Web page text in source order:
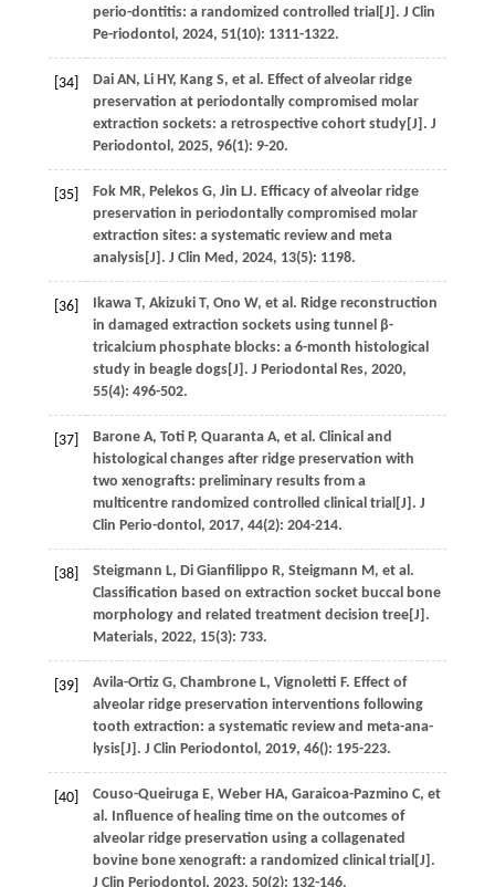
perio-dontitis: a randomized controlled trial[J]. J Clin
Pe-riodontol, 2024, 51(10): 1311-1322.
[34] Dai AN, Li HY, Kang S, et al. Effect of alveolar ridge
preservation at periodontally compromised molar
extraction sockets: a retrospective cohort study[J]. J
Periodontol, 2025, 96(1): 9-20.
[35] Fok MR, Pelekos G, Jin LJ. Efficacy of alveolar ridge
preservation in periodontally compromised molar
extraction sites: a systematic review and meta
analysis[J]. J Clin Med, 2024, 13(5): 1198.
[36] Ikawa T, Akizuki T, Ono W, et al. Ridge reconstruction
in damaged extraction sockets using tunnel β-
tricalcium phosphate blocks: a 6-month histological
study in beagle dogs[J]. J Periodontal Res, 2020,
55(4): 496-502.
[37] Barone A, Toti P, Quaranta A, et al. Clinical and
histological changes after ridge preservation with
two xenografts: preliminary results from a
multicentre randomized controlled clinical trial[J]. J
Clin Perio-dontol, 2017, 44(2): 204-214.
[38] Steigmann L, Di Gianfilippo R, Steigmann M, et al.
Classification based on extraction socket buccal bone
morphology and related treatment decision tree[J].
Materials, 2022, 15(3): 733.
[39] Avila-Ortiz G, Chambrone L, Vignoletti F. Effect of
alveolar ridge preservation interventions following
tooth extraction: a systematic review and meta-ana-
lysis[J]. J Clin Periodontol, 2019, 46(): 195-223.
[40] Couso-Queiruga E, Weber HA, Garaicoa-Pazmino C, et
al. Influence of healing time on the outcomes of
alveolar ridge preservation using a collagenated
bovine bone xenograft: a randomized clinical trial[J].
J Clin Periodontol , 2023, 50(2): 132-146.